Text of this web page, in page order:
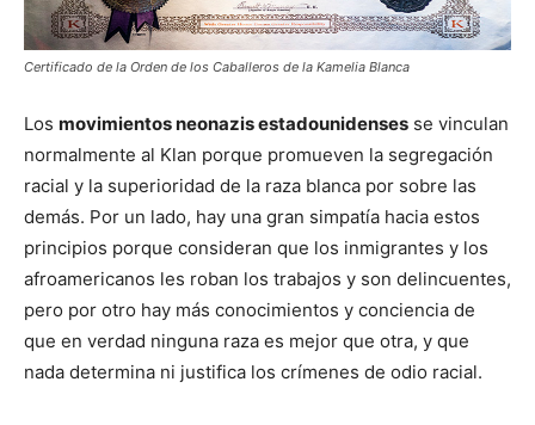
Certificado de la Orden de los Caballeros de la Kamelia Blanca
Los movimientos neonazis estadounidenses se vinculan
normalmente al Klan porque promueven la segregación
racial y la superioridad de la raza blanca por sobre las
demás. Por un lado, hay una gran simpatía hacia estos
principios porque consideran que los inmigrantes y los
afroamericanos les roban los trabajos y son delincuentes,
pero por otro hay más conocimientos y conciencia de
que en verdad ninguna raza es mejor que otra, y que
nada determina ni justifica los crímenes de odio racial.